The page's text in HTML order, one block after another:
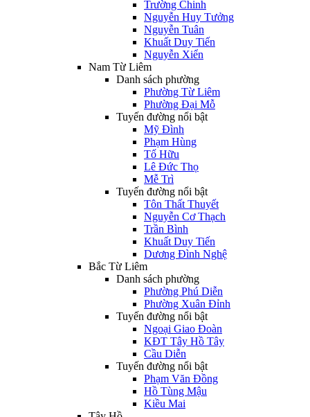
Trường Chinh
Nguyễn Huy Tưởng
Nguyễn Tuân
Khuất Duy Tiến
Nguyễn Xiển
Nam Từ Liêm
Danh sách phường
Phường Từ Liêm
Phường Đại Mỗ
Tuyến đường nổi bật
Mỹ Đình
Phạm Hùng
Tố Hữu
Lê Đức Thọ
Mễ Trì
Tuyến đường nổi bật
Tôn Thất Thuyết
Nguyễn Cơ Thạch
Trần Bình
Khuất Duy Tiến
Dương Đình Nghệ
Bắc Từ Liêm
Danh sách phường
Phường Phú Diễn
Phường Xuân Đỉnh
Tuyến đường nổi bật
Ngoại Giao Đoàn
KĐT Tây Hồ Tây
Cầu Diễn
Tuyến đường nổi bật
Phạm Văn Đồng
Hồ Tùng Mậu
Kiều Mai